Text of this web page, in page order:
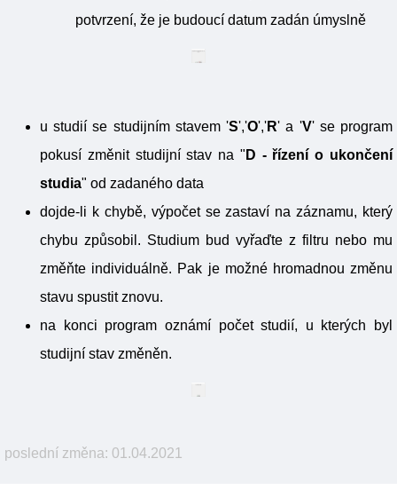
potvrzení, že je budoucí datum zadán úmyslně
u studií se studijním stavem 'S','O','R' a 'V' se program
pokusí změnit studijní stav na " D - řízení o ukončení
studia" od zadaného data
dojde-li k chybě, výpočet se zastaví na záznamu, který
chybu způsobil. Studium bud vyřaďte z filtru nebo mu
změňte individuálně. Pak je možné hromadnou změnu
stavu spustit znovu.
na konci program oznámí počet studií, u kterých byl
studijní stav změněn.
poslední změna: 01.04.2021